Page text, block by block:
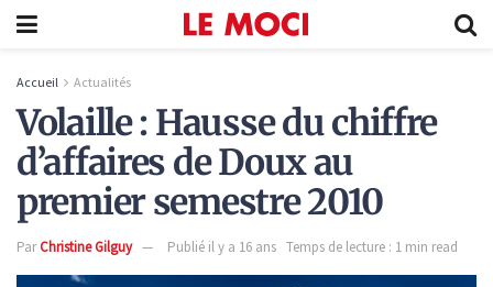
Accueil Actualités
Volaille : Hausse du chiffre
d’affaires de Doux au
premier semestre 2010
ParChristine Gilguy Publié il y a 16 ans Temps de lecture : 1 min read